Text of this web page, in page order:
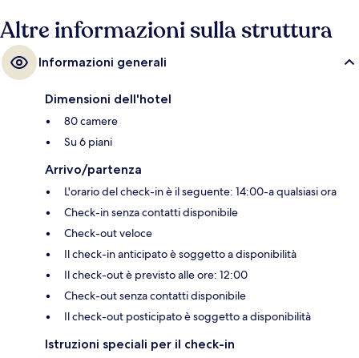
Altre informazioni sulla struttura
Informazioni generali
Dimensioni dell'hotel
80 camere
Su 6 piani
Arrivo/partenza
L'orario del check-in è il seguente: 14:00-a qualsiasi ora
Check-in senza contatti disponibile
Check-out veloce
Il check-in anticipato è soggetto a disponibilità
Il check-out è previsto alle ore: 12:00
Check-out senza contatti disponibile
Il check-out posticipato è soggetto a disponibilità
Istruzioni speciali per il check-in